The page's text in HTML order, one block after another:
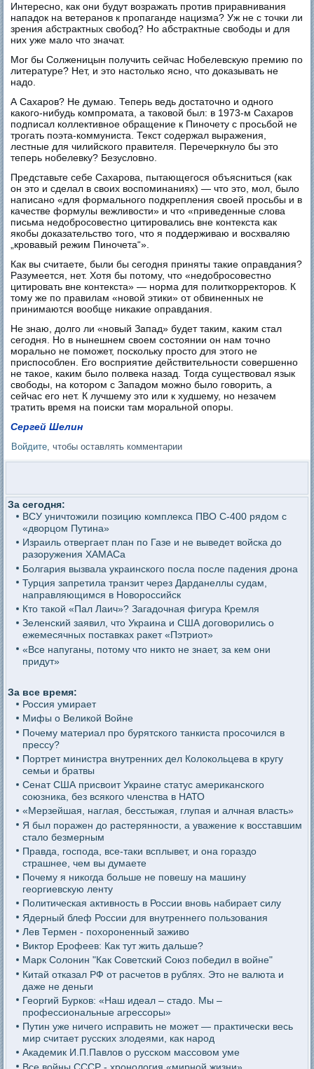
Интересно, как они будут возражать против приравнивания
нападок на ветеранов к пропаганде нацизма? Уж не с точки ли
зрения абстрактных свобод? Но абстрактные свободы и для
них уже мало что значат.
Мог бы Солженицын получить сейчас Нобелевскую премию по
литературе? Нет, и это настолько ясно, что доказывать не
надо.
А Сахаров? Не думаю. Теперь ведь достаточно и одного
какого-нибудь компромата, а таковой был: в 1973-м Сахаров
подписал коллективное обращение к Пиночету с просьбой не
трогать поэта-коммуниста. Текст содержал выражения,
лестные для чилийского правителя. Перечеркнуло бы это
теперь нобелевку? Безусловно.
Представьте себе Сахарова, пытающегося объясниться (как
он это и сделал в своих воспоминаниях) — что это, мол, было
написано «для формального подкрепления своей просьбы и в
качестве формулы вежливости» и что «приведенные слова
письма недобросовестно цитировались вне контекста как
якобы доказательство того, что я поддерживаю и восхваляю
„кровавый режим Пиночета“».
Как вы считаете, были бы сегодня приняты такие оправдания?
Разумеется, нет. Хотя бы потому, что «недобросовестно
цитировать вне контекста» — норма для политкорректоров. К
тому же по правилам «новой этики» от обвиненных не
принимаются вообще никакие оправдания.
Не знаю, долго ли «новый Запад» будет таким, каким стал
сегодня. Но в нынешнем своем состоянии он нам точно
морально не поможет, поскольку просто для этого не
приспособлен. Его восприятие действительности совершенно
не такое, каким было полвека назад. Тогда существовал язык
свободы, на котором с Западом можно было говорить, а
сейчас его нет. К лучшему это или к худшему, но незачем
тратить время на поиски там моральной опоры.
Сергей Шелин
Войдите, чтобы оставлять комментарии
За сегодня:
ВСУ уничтожили позицию комплекса ПВО С-400 рядом с
«дворцом Путина»
Израиль отвергает план по Газе и не выведет войска до
разоружения ХАМАСа
Болгария вызвала украинского посла после падения дрона
Турция запретила транзит через Дарданеллы судам,
направляющимся в Новороссийск
Кто такой «Пал Лаич»? Загадочная фигура Кремля
Зеленский заявил, что Украина и США договорились о
ежемесячных поставках ракет «Пэтриот»
«Все напуганы, потому что никто не знает, за кем они
придут»
За все время:
Россия умирает
Мифы о Великой Войне
Почему материал про бурятского танкиста просочился в
прессу?
Портрет министра внутренних дел Колокольцева в кругу
семьи и братвы
Сенат США присвоит Украине статус американского
союзника, без всякого членства в НАТО
«Мерзейшая, наглая, бесстыжая, глупая и алчная власть»
Я был поражен до растерянности, а уважение к восставшим
стало безмерным
Правда, господа, все-таки всплывет, и она гораздо
страшнее, чем вы думаете
Почему я никогда больше не повешу на машину
георгиевскую ленту
Политическая активность в России вновь набирает силу
Ядерный блеф России для внутреннего пользования
Лев Термен - похороненный заживо
Виктор Ерофеев: Как тут жить дальше?
Марк Солонин "Как Советский Союз победил в войне"
Китай отказал РФ от расчетов в рублях. Это не валюта и
даже не деньги
Георгий Бурков: «Наш идеал – стадо. Мы –
профессиональные агрессоры»
Путин уже ничего исправить не может — практически весь
мир считает русских злодеями, как народ
Академик И.П.Павлов о русском массовом уме
Все войны СССР - хронология «мирной жизни»